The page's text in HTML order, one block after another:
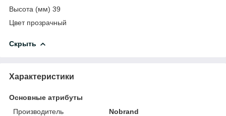
Высота (мм) 39
Цвет прозрачный
Скрыть
Характеристики
Основные атрибуты
Производитель
Nobrand